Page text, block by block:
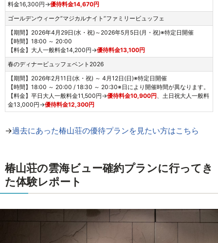
料金16,300円→優待料金14,670円
ゴールデンウィーク”マジカルナイト”ファミリービュッフェ
【期間】2026年4月29日(水・祝)～2026年5月5日(月・祝)※特定日開催
【時間】18:00 ～ 20:00
【料金】大人一般料金14,200円→優待料金13,100円
春のディナービュッフェベント2026
【期間】2026年2月11日(水・祝) ～ 4月12日(日)※特定日開催
【時間】18:00 ～ 20:00 / 18:30 ～ 20:30※日により開催時間が異なります。
【料金】平日大人一般料金11,500円→優待料金10,900円、土日祝大人一般料
金13,000円→優待料金12,300円
→過去にあった椿山荘の優待プランを見たい方はこちら
椿山荘の雲海ビュー確約プランに行ってき
た体験レポート